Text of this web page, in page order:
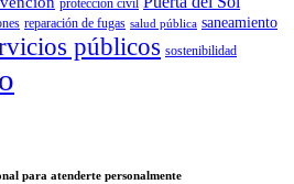
protección civil
reparación de fugas salud pública saneamiento
públicos sostenibilidad
para atenderte personalmente